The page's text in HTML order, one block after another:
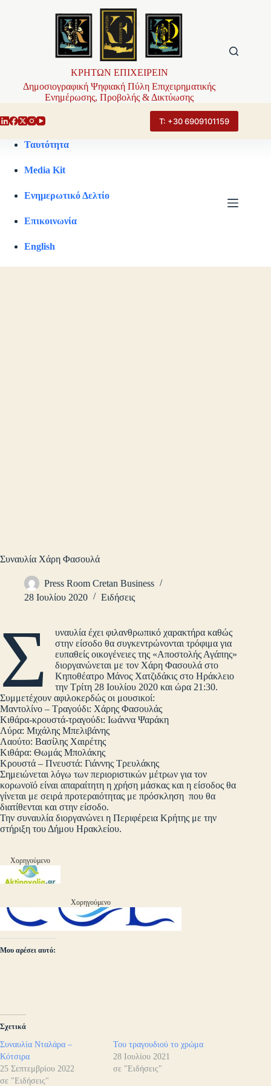
ΚΡΗΤΩΝ ΕΠΙΧΕΙΡΕΙΝ
Δημοσιογραφική Ψηφιακή Πύλη Επιχειρηματικής
Ενημέρωσης, Προβολής & Δικτύωσης
Τ: +30 6909101159
Ταυτότητα
Media Kit
Ενημερωτικό Δελτίο
Επικοινωνία
English
Συναυλία Χάρη Φασουλά
Press Room Cretan Business
28 Ιουλίου 2020
Ειδήσεις
Σ
υναυλία έχει φιλανθρωπικό χαρακτήρα καθώς
στην είσοδο θα συγκεντρώνονται τρόφιμα για
ευπαθείς οικογένειες της «Αποστολής Αγάπης»
διοργανώνεται με τον Χάρη Φασουλά στο
Κηποθέατρο Μάνος Χατζιδάκις στο Ηράκλειο
την Τρίτη 28 Ιουλίου 2020 και ώρα 21:30.
Συμμετέχουν αφιλοκερδώς οι μουσικοί:
Μαντολίνο – Τραγούδι: Χάρης Φασουλάς
Κιθάρα-κρουστά-τραγούδι: Ιωάννα Ψαράκη
Λύρα: Μιχάλης Μπελιβάνης
Λαούτο: Βασίλης Χαιρέτης
Κιθάρα: Θωμάς Μπολάκης
Κρουστά – Πνευστά: Γιάννης Τρευλάκης
Σημειώνεται λόγω των περιοριστικών μέτρων για τον
κορωνοϊό είναι απαραίτητη η χρήση μάσκας και η είσοδος θα
γίνεται με σειρά προτεραιότητας με πρόσκληση που θα
διατίθενται και στην είσοδο.
Την συναυλία διοργανώνει η Περιφέρεια Κρήτης με την
στήριξη του Δήμου Ηρακλείου.
Χορηγούμενο
Χορηγούμενο
Μου αρέσει αυτό:
Σχετικά
Συναυλία Νταλάρα –
Κότσιρα
25 Σεπτεμβρίου 2022
σε "Ειδήσεις"
Του τραγουδιού το χρώμα
28 Ιουλίου 2021
σε "Ειδήσεις"